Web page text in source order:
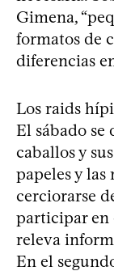
Gimena,
formatos de
diferencias
Los raids
El sábado se
caballos y
papeles y
cerciorarse
participar en
releva
En el